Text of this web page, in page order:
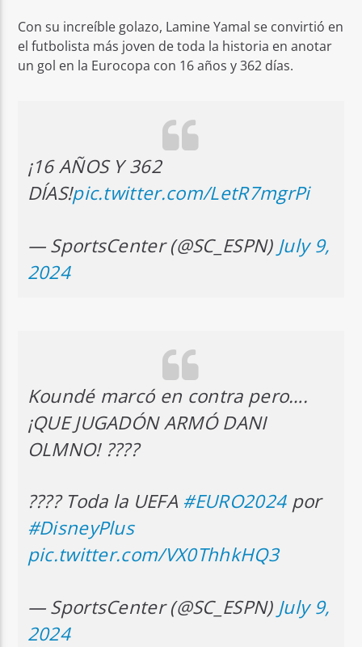
Con su increíble golazo, Lamine Yamal se convirtió en
el futbolista más joven de toda la historia en anotar
un gol en la Eurocopa con 16 años y 362 días.
¡16 AÑOS Y 362
DÍAS!pic.twitter.com/LetR7mgrPi
— SportsCenter (@SC_ESPN) July 9,
2024
Koundé marcó en contra pero….
¡QUE JUGADÓN ARMÓ DANI
OLMNO! ????
???? Toda la UEFA #EURO2024por
#DisneyPlus
pic.twitter.com/VX0ThhkHQ3
— SportsCenter (@SC_ESPN) July 9,
2024